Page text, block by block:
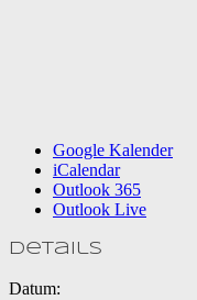
Google Kalender
iCalendar
Outlook 365
Outlook Live
Details
Datum: